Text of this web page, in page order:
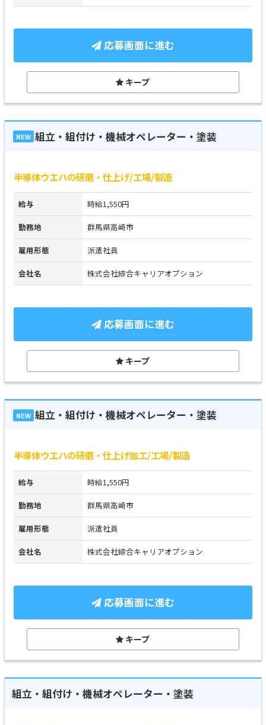
応募画面に進む
キープ
NEW 組立・組付け・機械オペレーター・塗装
半導体ウエハの研磨・仕上げ/工場/製造
給与 時給1,550円
勤務地 群馬県高崎市
雇用形態 派遣社員
会社名 株式会社綜合キャリアオプション
応募画面に進む
キープ
NEW 組立・組付け・機械オペレーター・塗装
半導体ウエハの研磨・仕上げ加工/工場/製造
給与 時給1,550円
勤務地 群馬県高崎市
雇用形態 派遣社員
会社名 株式会社綜合キャリアオプション
応募画面に進む
キープ
組立・組付け・機械オペレーター・塗装